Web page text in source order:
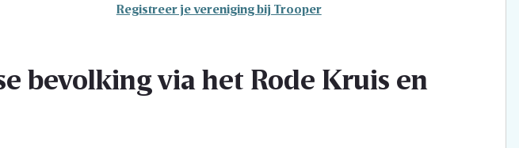
Registreer je vereniging bij Trooper
bevolking via het Rode Kruis en